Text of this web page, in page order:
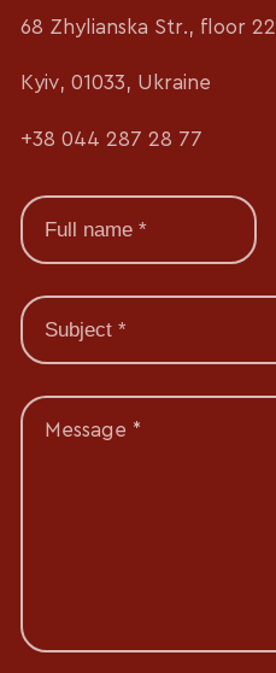
68 Zhylianska Str., floor 22
Kyiv, 01033, Ukraine
+38 044 287 28 77
Message *